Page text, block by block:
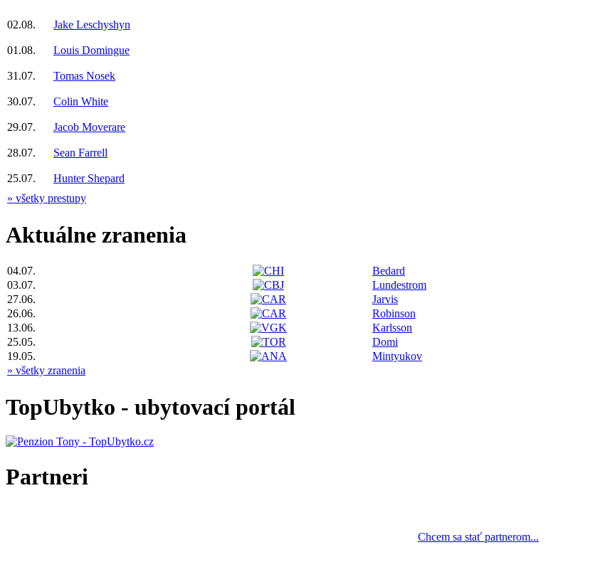
02.08. Jake Leschyshyn
01.08. Louis Domingue
31.07. Tomas Nosek
30.07. Colin White
29.07. Jacob Moverare
28.07. Sean Farrell
25.07. Hunter Shepard
» všetky prestupy
Aktuálne zranenia
04.07. Bedard
03.07.
Lundestrom
27.06.
Jarvis
26.06.
Robinson
13.06.
Karlsson
25.05.
Domi
19.05.
Mintyukov
» všetky zranenia
TopUbytko - ubytovací portál
Partneri
Chcem sa stať partnerom...